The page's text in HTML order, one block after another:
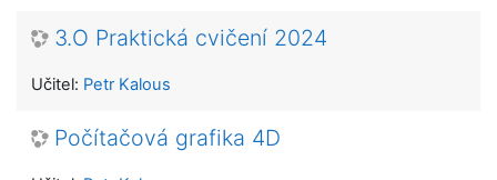
3.O Praktická cvičení 2024
Učitel: Petr Kalous
Počítačová grafika 4D